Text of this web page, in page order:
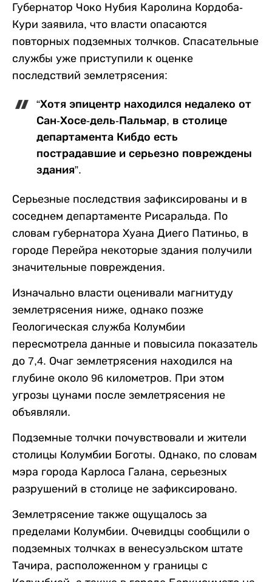
Губернатор Чоко Нубия Каролина Кордоба-
Кури заявила, что власти опасаются
повторных подземных толчков. Спасательные
службы уже приступили к оценке
последствий землетрясения:
“Хотя эпицентр находился недалеко от
Сан-Хосе-дель-Пальмар, в столице
департамента Кибдо есть
пострадавшие и серьезно повреждены
здания”.
Серьезные последствия зафиксированы и в
соседнем департаменте Рисаральда. По
словам губернатора Хуана Диего Патиньо, в
городе Перейра некоторые здания получили
значительные повреждения.
Изначально власти оценивали магнитуду
землетрясения ниже, однако позже
Геологическая служба Колумбии
пересмотрела данные и повысила показатель
до 7,4. Очаг землетрясения находился на
глубине около 96 километров. При этом
угрозы цунами после землетрясения не
объявляли.
Подземные толчки почувствовали и жители
столицы Колумбии Боготы. Однако, по словам
мэра города Карлоса Галана, серьезных
разрушений в столице не зафиксировано.
Землетрясение также ощущалось за
пределами Колумбии. Очевидцы сообщили о
подземных толчках в венесуэльском штате
Тачира, расположенном у границы с